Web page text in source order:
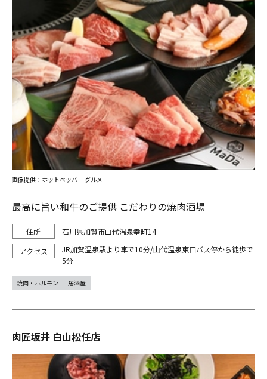
最高に旨い和牛のご提供 こだわりの焼肉酒場
石川県加賀市山代温泉幸町14
JR加賀温泉駅より車で10分/山代温泉東口バス停から徒歩で
5分
画像提供：ホットペッパー グルメ
焼肉・ホルモン 居酒屋
肉匠坂井 白山松任店